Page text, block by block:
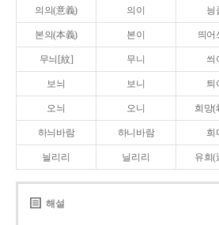
의의(意義) 의이 닁
본의(本義) 본이 띄어
무늬[紋] 무니 씌
보늬 보니 틔
오늬 오니 희망(
하늬바람 하니바람 희
늴리리 닐리리 유희(
해설